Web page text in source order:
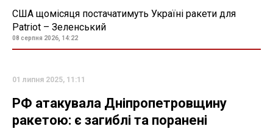
США щомісяця постачатимуть Україні ракети для
Patriot – Зеленський
08 серпня 2026, 14:22
01 липня 2025, 11:11
РФ атакувала Дніпропетровщину
ракетою: є загиблі та поранені